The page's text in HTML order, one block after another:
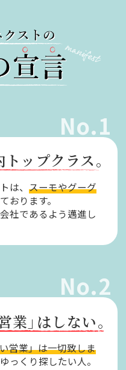
No.1
ップクラス。
は、スーモやグーグ
おります。
社であるよう邁進し
No.2
業」はしない。
営業」は一切致しま
っくり探したい人。